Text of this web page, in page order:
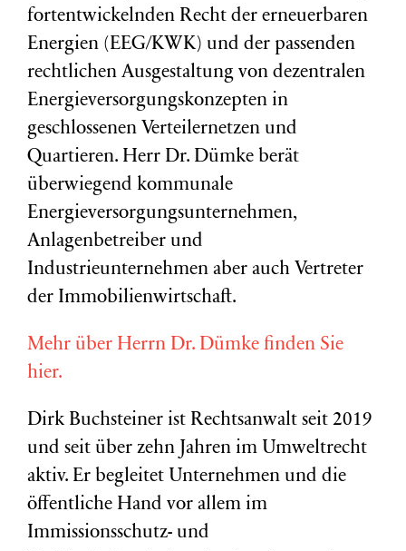
fortentwickelnden Recht der erneuerbaren
Energien (EEG/KWK) und der passenden
rechtlichen Ausgestaltung von dezentralen
Energieversorgungskonzepten in
geschlossenen Verteilernetzen und
Quartieren. Herr Dr. Dümke berät
überwiegend kommunale
Energieversorgungsunternehmen,
Anlagenbetreiber und
Industrieunternehmen aber auch Vertreter
der Immobilienwirtschaft.
Mehr über Herrn Dr. Dümke finden Sie
hier.
Dirk Buchsteiner ist Rechtsanwalt seit 2019
und seit über zehn Jahren im Umweltrecht
aktiv. Er begleitet Unternehmen und die
öffentliche Hand vor allem im
Immissionsschutz- und